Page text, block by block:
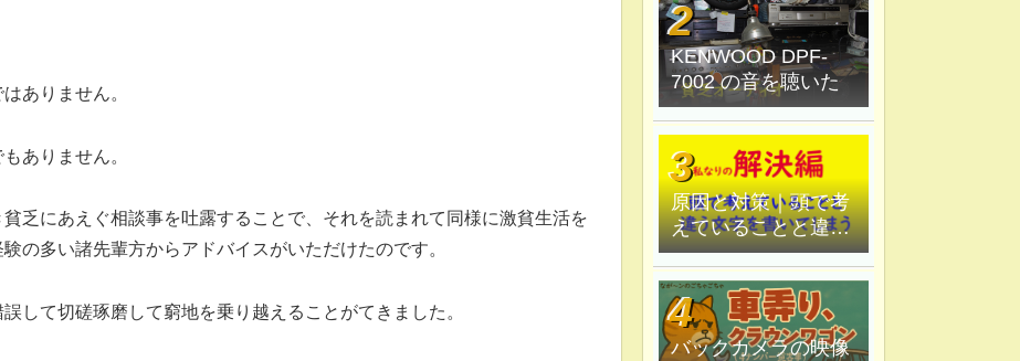
ありません。
ありません。
乏にあえぐ相談事を吐露することで、それを読まれて同様に激貧生活を
の多い諸先輩方からアドバイスがいただけたのです。
して切磋琢磨して窮地を乗り越えることがてきました。
KENWOOD DPF-
7002 の音を聴いた
原因と対策｜頭で考
えていることと違う
文字を書いてしま
う。
バックカメラの映像